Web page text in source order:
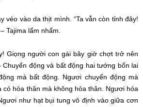
véo vàoda thịt mình. “Ta vẫn còn tỉnh đây!
Tajima lẩm nhẩm.
Giọng người con gái bây giờ chợt trở nên
Chuyển động và bất động hai tướng bổn lai
mà bất động . Ngươi chuyển động mà
có hóa thân mà không hóa thân . Ngươi hóa
như hạt bụi tungvô định vào giữa cơn